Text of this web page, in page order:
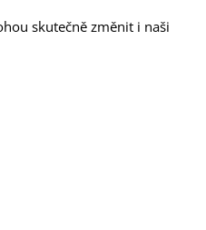
skutečně změnit i naši